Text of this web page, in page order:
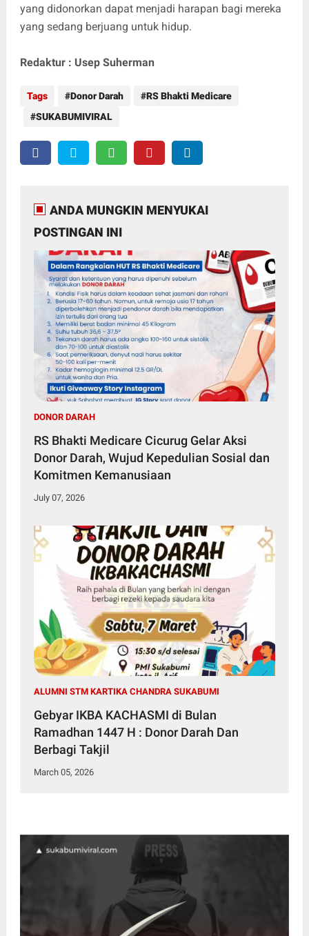
yang didonorkan dapat menjadi harapan bagi mereka
yang sedang berjuang untuk hidup.
Redaktur : Usep Suherman
Tags Donor Darah
RS Bhakti Medicare
SUKABUMIVIRAL
ANDA MUNGKIN MENYUKAI
POSTINGAN INI
DONOR DARAH
RS Bhakti Medicare Cicurug Gelar Aksi
Donor Darah, Wujud Kepedulian Sosial dan
Komitmen Kemanusiaan
July 07, 2026
ALUMNI STM KARTIKA CHANDRA SUKABUMI
Gebyar IKBA KACHASMI di Bulan
Ramadhan 1447 H : Donor Darah Dan
Berbagi Takjil
March 05, 2026